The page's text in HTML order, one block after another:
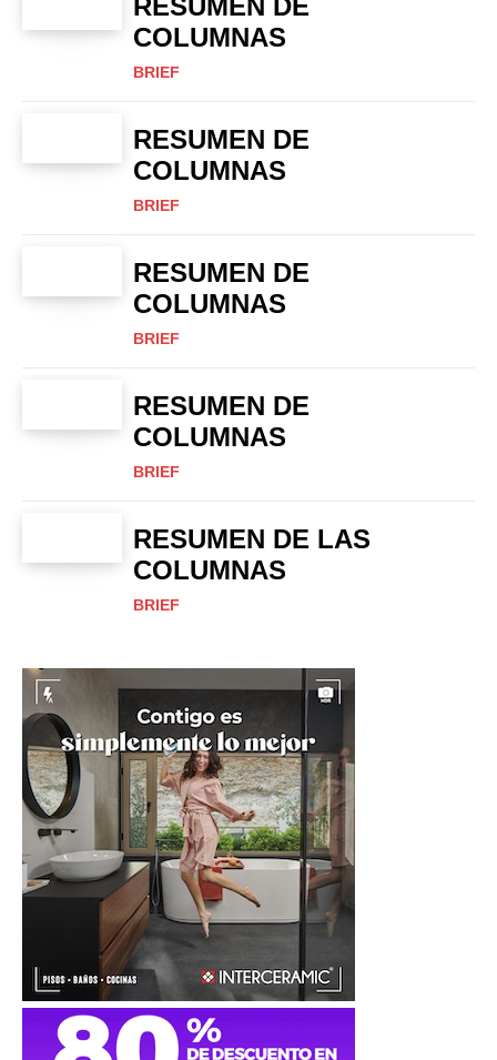
RESUMEN DE
COLUMNAS
BRIEF
RESUMEN DE
COLUMNAS
BRIEF
RESUMEN DE
COLUMNAS
BRIEF
RESUMEN DE
COLUMNAS
BRIEF
RESUMEN DE LAS
COLUMNAS
BRIEF